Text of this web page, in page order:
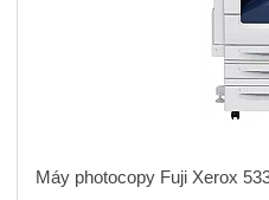
Máy photocopy Fuji Xerox